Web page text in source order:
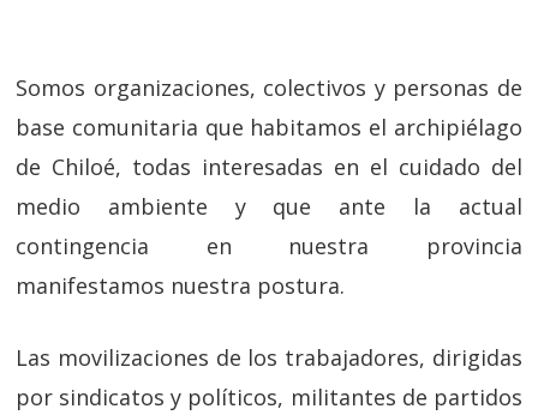
Somos organizaciones, colectivos y personas de
base comunitaria que habitamos el archipiélago
de Chiloé, todas interesadas en el cuidado del
medio ambiente y que ante la actual
contingencia en nuestra provincia
manifestamos nuestra postura.
Las movilizaciones de los trabajadores, dirigidas
por sindicatos y políticos, militantes de partidos